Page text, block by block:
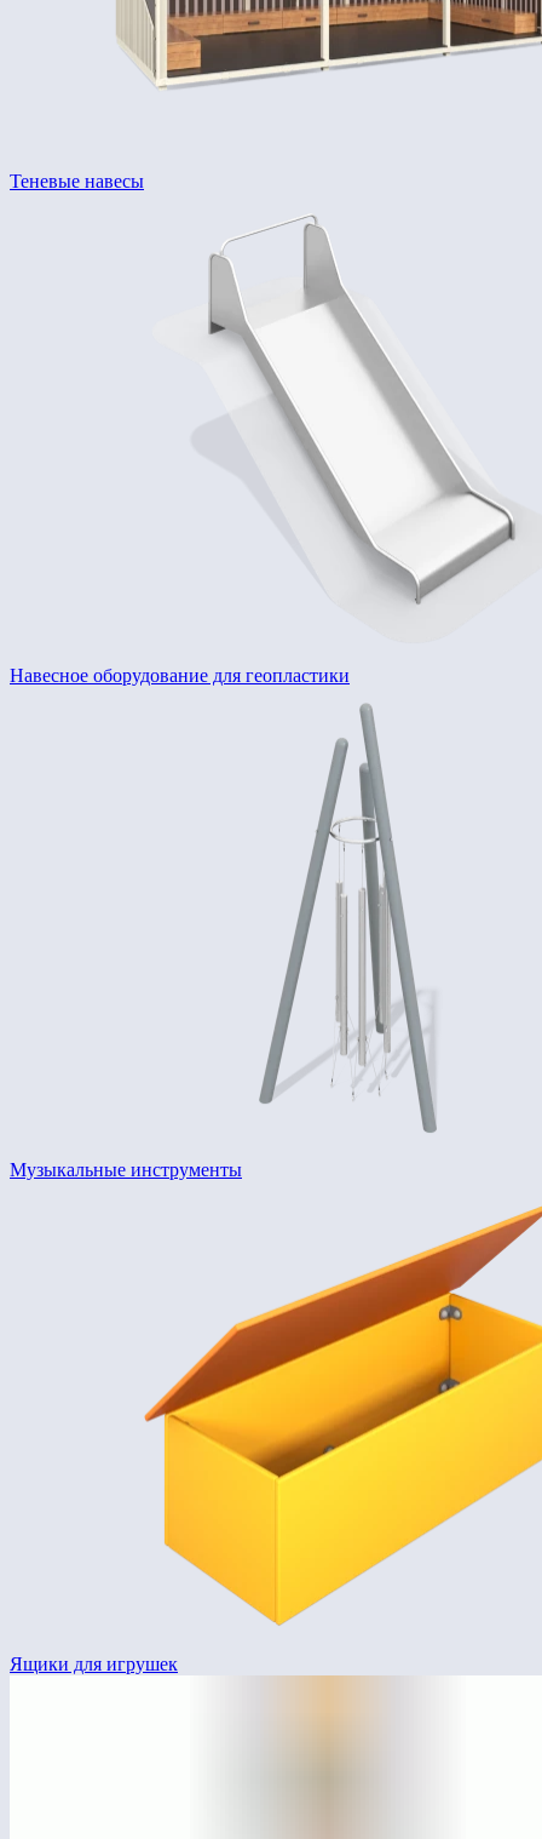
Теневые навесы
Навесное оборудование для геопластики
Музыкальные инструменты
Ящики для игрушек